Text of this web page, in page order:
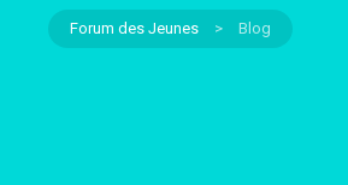
Forum des Jeunes > Blog